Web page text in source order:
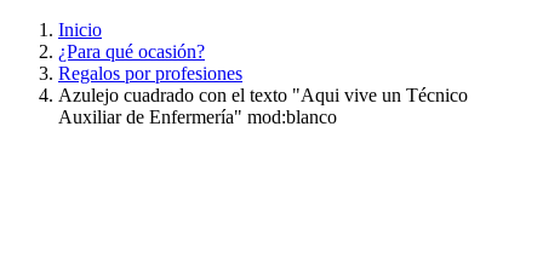
Inicio
¿Para qué ocasión?
Regalos por profesiones
Azulejo cuadrado con el texto "Aqui vive un Técnico
Auxiliar de Enfermería" mod:blanco